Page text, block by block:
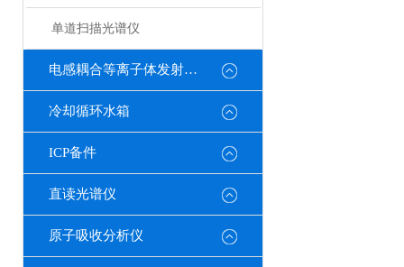
单道扫描光谱仪
电感耦合等离子体发射光谱仪
冷却循环水箱
ICP备件
直读光谱仪
原子吸收分析仪